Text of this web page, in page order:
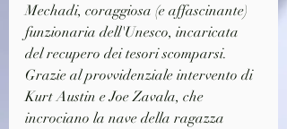
Mechadi, coraggiosa (e affascinante)
funzionaria dell'Unesco, incaricata
del recupero dei tesori scomparsi.
Grazie al provvidenziale intervento di
Kurt Austin e Joe Zavala, che
incrociano la nave della ragazza